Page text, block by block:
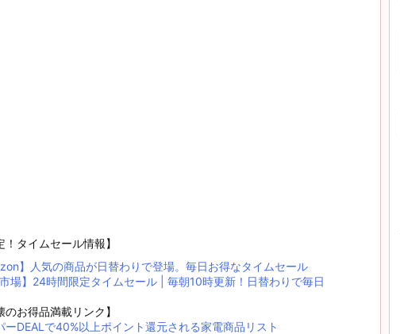
！タイムセール情報】
】人気の商品が日替わりで登場。毎日お得なタイムセール
市場】24時間限定タイムセール | 毎朝10時更新！日替わりで毎日
のお得品満載リンク】
ーDEALで40%以上ポイント還元される家電商品リスト